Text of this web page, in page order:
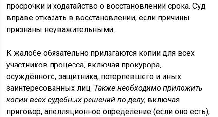
просрочки и ходатайство о восстановлении срока. Суд
вправе отказать в восстановлении, если причины
признаны неуважительными.
К жалобе обязательно прилагаются копии для всех
участников процесса, включая прокурора,
осуждённого, защитника, потерпевшего и иных
заинтересованных лиц. Также необходимо приложить
копии всех судебных решений по делу, включая
приговор, апелляционное определение (если оно есть),